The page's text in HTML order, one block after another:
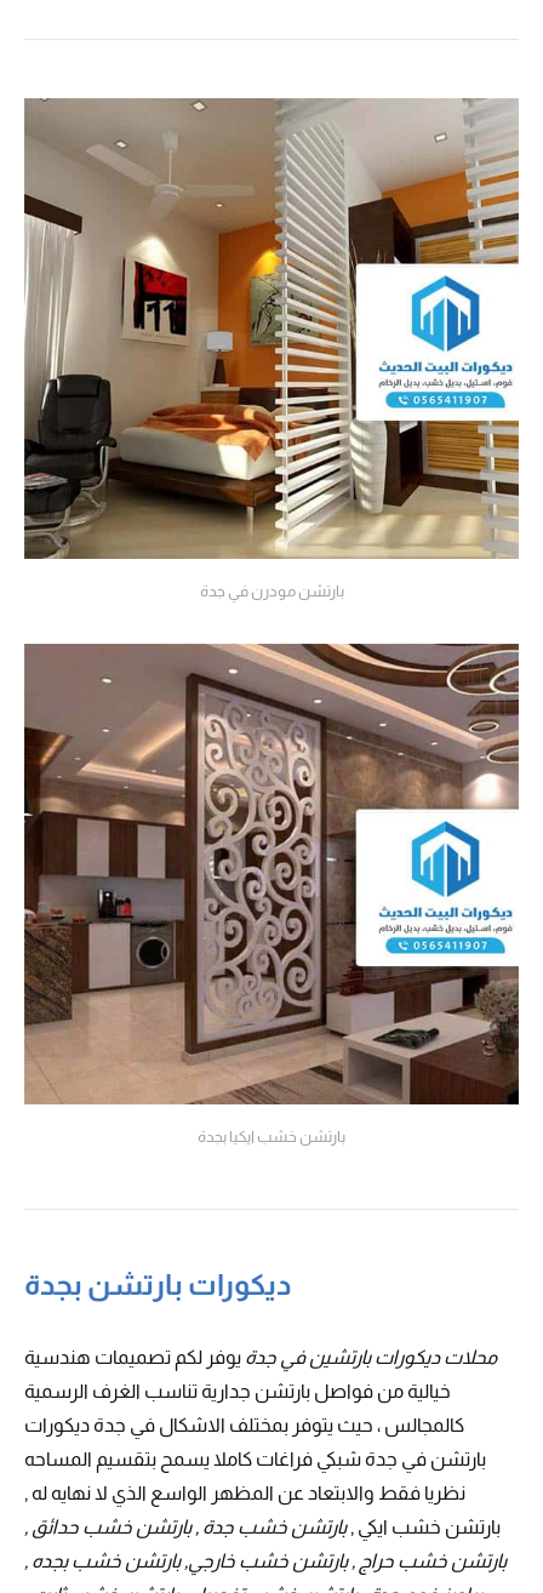
بارتشن مودرن في جدة
بارتشن خشب ايكيا بجدة
ديكورات بارتشن بجدة
محلات ديكورات بارتشين في جدة يوفر لكم تصميمات هندسية
خيالية من فواصل بارتشن جدارية تناسب الغرف الرسمية
كالمجالس ، حيث يتوفر بمختلف الاشكال في جدة ديكورات
بارتشن في جدة شبكي فراغات كاملا يسمح بتقسيم المساحه
نظريا فقط والابتعاد عن المظهر الواسع الذي لا نهايه له ,
بارتشن خشب ايكي ,بارتشن خشب جدة , بارتشن خشب حدائق ,
بارتشن خشب حراج , بارتشن خشب خارجي, بارتشن خشب بجده ,